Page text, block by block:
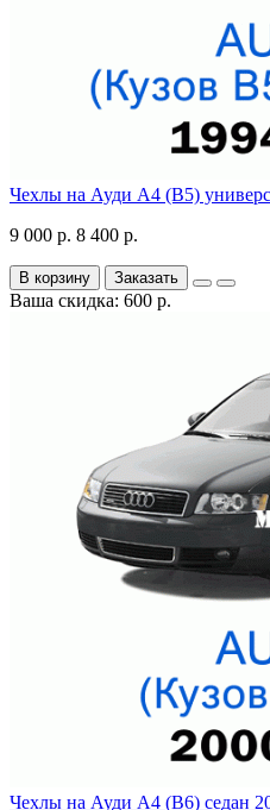
Чехлы на Ауди А4 (В5)
9 000 р. 8 400 р.
В корзину Заказать
Ваша скидка: 600 р.
Чехлы на Ауди А4 (В6) седан